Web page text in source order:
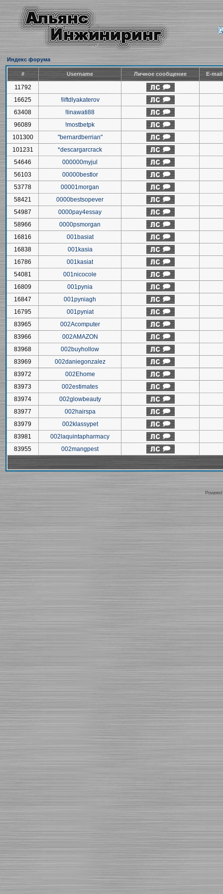
Индекс форума
# Username Личное сообщение E-
11792
16625
!liftdlyakaterov
63408
!linawati88
96089
!mostbetpk
101300
"bernardberrian"
101231
*descargarcrack
54646
000000myjul
56103
00000bestlor
53778
00001morgan
58421
0000bestsopever
54987
0000pay4essay
58966
0000psmorgan
16816
001basiat
16838
001kasia
16786
001kasiat
54081
001nicocole
16809
001pynia
16847
001pyniagh
16795
001pyniat
83965
002Acomputer
83966
002AMAZON
83968
002buyhollow
83969
002daniegonzalez
83972
002Ehome
83973
002estimates
83974
002glowbeauty
83977
002hairspa
83979
002klassypet
83981
002laquintapharmacy
83955
002mangpest